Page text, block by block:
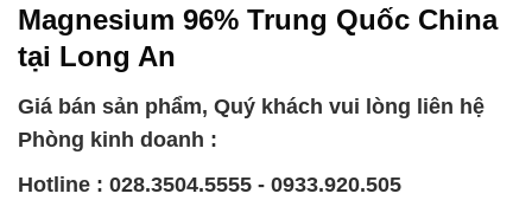
Magnesium 96% Trung Quốc China
tại Long An
Giá bán sản phẩm, Quý khách vui lòng liên hệ
Phòng kinh doanh :
Hotline : 028.3504.5555 - 0933.920.505